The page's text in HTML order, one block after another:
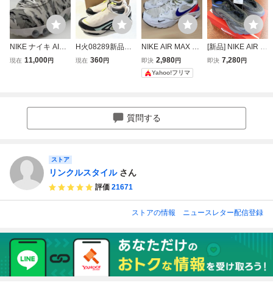
NIKE ナイキ AIR
MAX DN8 PRM エ
現在 11,000円
H火08289新品▼
ナイキ NIKE
Max DN Roam
現在 360円
NIKE AIR MAX EX
CEE ナイキ エア
マックス エクシー
スニーカー☆27.5
即決 2,980円
Yahoo!フリマ
[新品] NIKE AIR M
AX FIRE ナイキ エ
即決 7,280円
質問する
ストア
リンクルスタイル さん
評価 21671
ストアの情報 ニュースレター配信登録